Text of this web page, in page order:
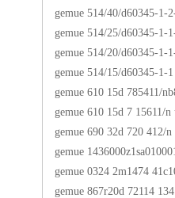
gemue 514/40/d60345-1-
gemue 514/25/d60345-1-
gemue 514/20/d60345-1-
gemue 514/15/d60345-1-1
gemue 610 15d 785411/
gemue 610 15d 7 15611/n
gemue 690 32d 720 412/n
gemue
gemue 0324 2m1474
gemue 867r20d 72114